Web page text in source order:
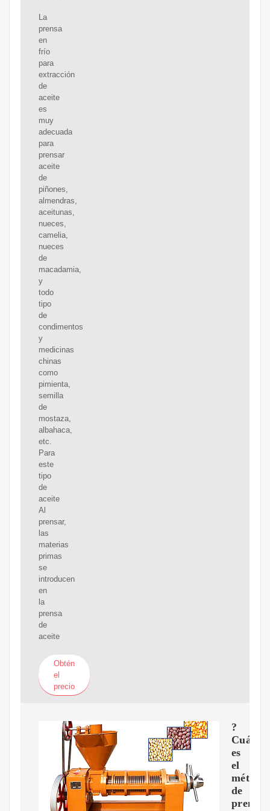
La
prensa
en
frío
para
extracción
de
aceite
es
muy
adecuada
para
prensar
aceite
de
piñones,
almendras,
aceitunas,
nueces,
camelia,
nueces
de
macadamia,
y
todo
tipo
de
condimentos
y
medicinas
chinas
como
pimienta,
semilla
de
mostaza,
albahaca,
etc.
Para
este
tipo
de
aceite
Al
prensar,
las
materias
primas
se
introducen
en
la
prensa
de
aceite
Obtén
el
precio
?
Cuál
es
el
método
de